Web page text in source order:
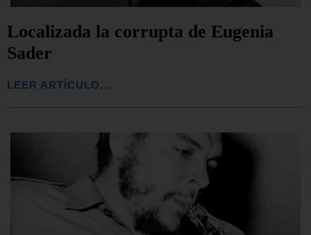
Localizada la corrupta de Eugenia
Sader
LEER ARTÍCULO...